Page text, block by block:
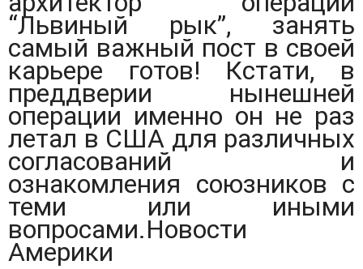
“Львиный рык”, занять
самый важный пост в своей
карьере готов! Кстати, в
преддверии нынешней
операции именно он не раз
летал в США для различных
согласований и
ознакомления союзников с
теми или иными
вопросами.Новости
Америки